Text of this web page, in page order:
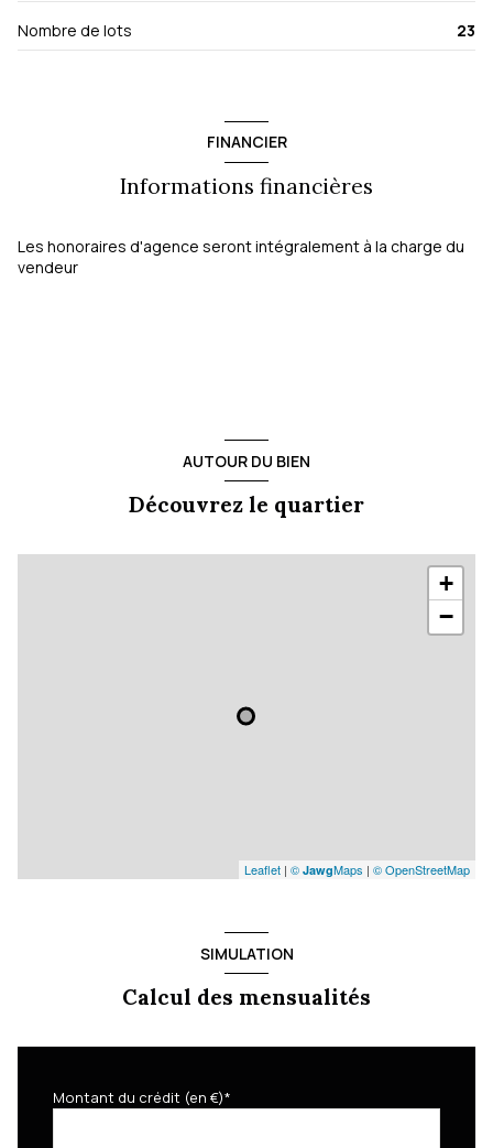
Nombre de lots 23
FINANCIER
Informations financières
Les honoraires d'agence seront intégralement à la charge du
vendeur
AUTOUR DU BIEN
Découvrez le quartier
+
−
Leaflet | © JawgMaps | © OpenStreetMap
SIMULATION
Calcul des mensualités
Montant du crédit (en €)*